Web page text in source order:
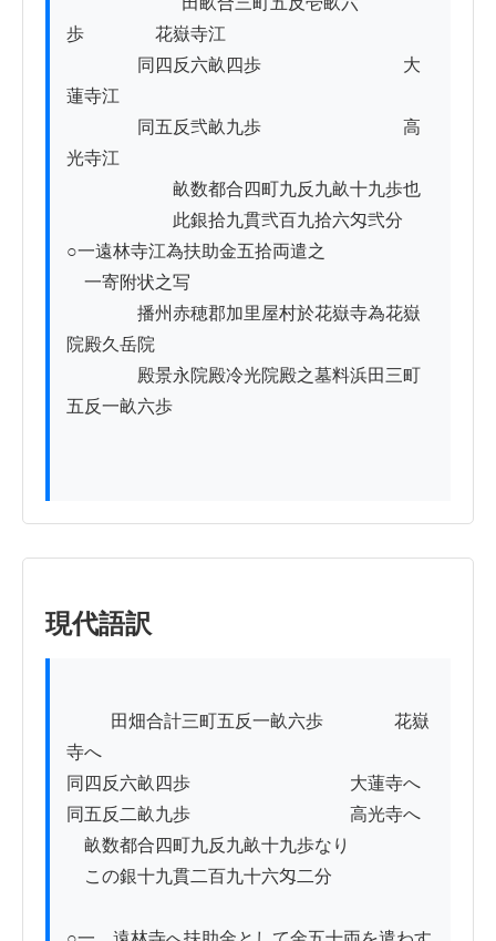
歩　　　　花嶽寺江
同四反六畝四歩　　　　　　　　大
蓮寺江
同五反弐畝九歩　　　　　　　　高
光寺江
畝数都合四町九反九畝十九歩也
此銀拾九貫弐百九拾六匁弐分
○一遠林寺江為扶助金五拾両遣之
一寄附状之写
播州赤穂郡加里屋村於花嶽寺為花嶽
院殿久岳院
殿景永院殿冷光院殿之墓料浜田三町
五反一畝六歩
現代語訳
寺へ
同四反六畝四歩　　　　　　　　　大蓮寺へ
同五反二畝九歩　　　　　　　　　高光寺へ
畝数都合四町九反九畝十九歩なり
この銀十九貫二百九十六匁二分